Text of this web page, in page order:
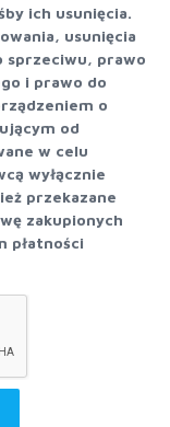
ich usunięcia.
usunięcia
sprzeciwu, prawo
i prawo do
o
od
w celu
wyłącznie
przekazane
zakupionych
płatności